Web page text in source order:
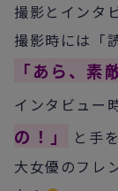
撮影とインタ
撮影時には「
「あら、素
インタビュー
の！」
と手
大女優のフレ